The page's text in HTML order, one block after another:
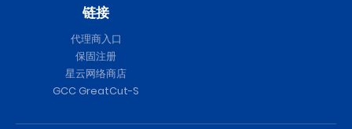
链接
代理商入口
保固注册
星云网络商店
GCC GreatCut-S